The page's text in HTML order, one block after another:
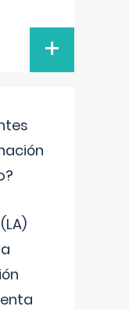
+